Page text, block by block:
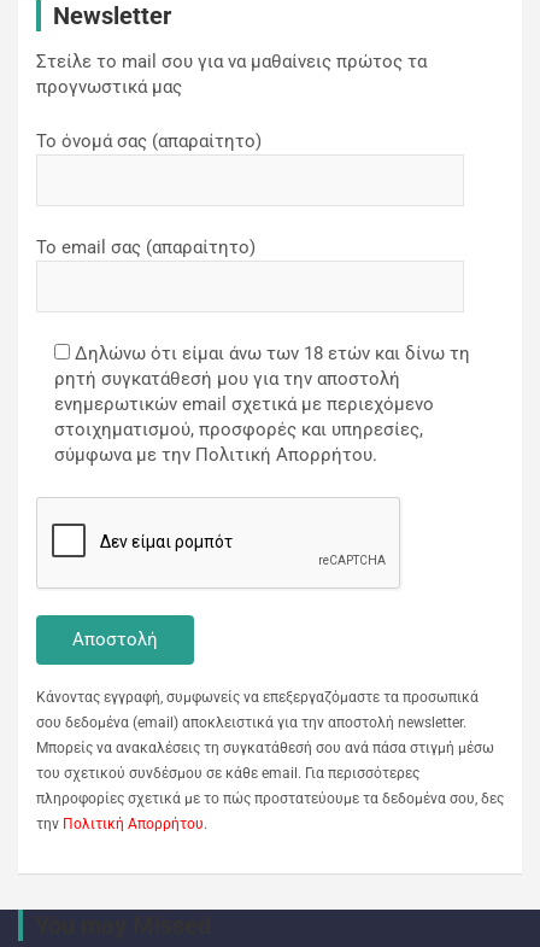
Newsletter
Στείλε το mail σου για να μαθαίνεις πρώτος τα
προγνωστικά μας
Το όνομά σας (απαραίτητο)
Το email σας (απαραίτητο)
Δηλώνω ότι είμαι άνω των 18 ετών και δίνω τη
ρητή συγκατάθεσή μου για την αποστολή
ενημερωτικών email σχετικά με περιεχόμενο
στοιχηματισμού, προσφορές και υπηρεσίες,
σύμφωνα με την Πολιτική Απορρήτου.
Κάνοντας εγγραφή, συμφωνείς να επεξεργαζόμαστε τα προσωπικά
σου δεδομένα (email) αποκλειστικά για την αποστολή newsletter.
Μπορείς να ανακαλέσεις τη συγκατάθεσή σου ανά πάσα στιγμή μέσω
του σχετικού συνδέσμου σε κάθε email. Για περισσότερες
πληροφορίες σχετικά με το πώς προστατεύουμε τα δεδομένα σου, δες
την Πολιτική Απορρήτου.